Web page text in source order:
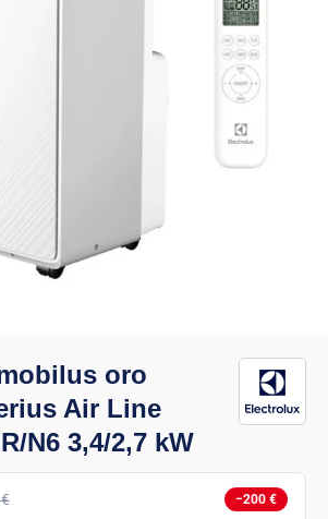
oro
Air Line
N6 3,4/2,7 kW
−200 €